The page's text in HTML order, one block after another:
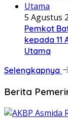
5 Agustus
Pemkot
kepada 11
Utama
Selengkapnya
Berita